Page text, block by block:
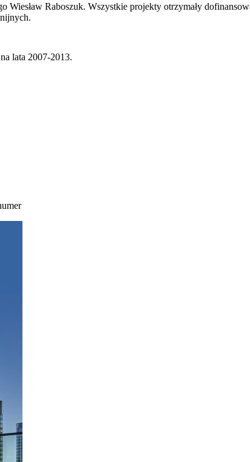
Raboszuk. Wszystkie projekty otrzymały
lata 2007-2013.